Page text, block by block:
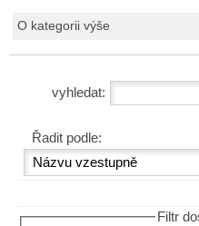
O kategorii výše
vyhledat:
Řadit podle:
Filtr